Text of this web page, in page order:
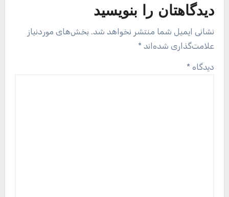
دیدگاهتان را بنویسید
نشانی ایمیل شما منتشر نخواهد شد. بخش‌های موردنیاز
علامت‌گذاری شده‌اند *
دیدگاه *